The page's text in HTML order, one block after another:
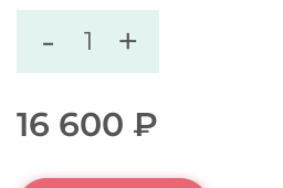
- +
16 600 ₽